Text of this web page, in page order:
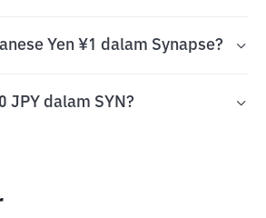
Yen ¥1 dalam Synapse?
JPY dalam SYN?